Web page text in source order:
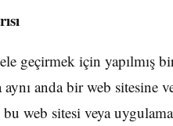
geçirmek için yapılmış
anda bir web sitesine
web sitesi veya